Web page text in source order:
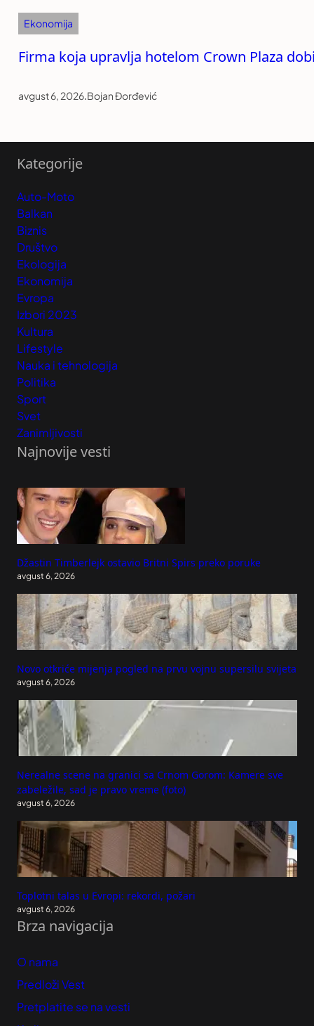
Ekonomija
Firma koja upravlja hotelom Crown Plaza
avgust 6, 2026.Bojan Đorđević
Kategorije
Auto-Moto
Balkan
Biznis
Društvo
Ekologija
Ekonomija
Evropa
Izbori 2023
Kultura
Lifestyle
Nauka i tehnologija
Politika
Sport
Svet
Zanimljivosti
Najnovije vesti
Džastin Timberlejk ostavio Britni Spirs preko poruke
avgust 6, 2026
Novo otkriće mijenja pogled na prvu vojnu supersilu svijeta
avgust 6, 2026
Nerealne scene na granici sa Crnom Gorom: Kamere sve
zabeležile, sad je pravo vreme (foto)
avgust 6, 2026
Toplotni talas u Evropi: rekordi, požari
avgust 6, 2026
Brza navigacija
O nama
Predloži Vest
Pretplatite se na vesti